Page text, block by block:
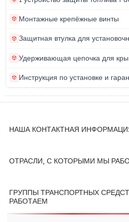
Бренд
1 устройство защиты
Удерживающая цепочка
Инструкция по установке и